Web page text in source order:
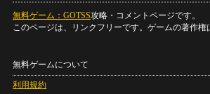
無料ゲーム：GOTSS攻略・コメントページです。
このページは、リンクフリーです。ゲームの著作権
無料ゲームについて
利用規約